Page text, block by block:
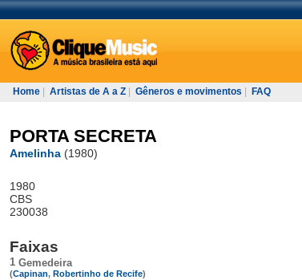
Home Artistas de A a Z Gêneros e movimentos FAQ
PORTA SECRETA
Amelinha (1980)
1980
CBS
230038
Faixas
1 Gemedeira
(Capinan, Robertinho de Recife)